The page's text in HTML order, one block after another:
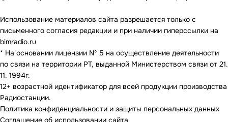
Использование материалов сайта разрешается только с
письменного согласия редакции и при наличии гиперссылки на
bimradio.ru
* На основании лицензии Nº 5 на осуществление деятельности
по связи на территории РТ, выданной Министерством связи от 21.
11. 1994г.
12+ возрастной идентификатор для всей продукции производства
Радиостанции.
Политика конфиденциальности и защиты персональных данных
Соглашение об использовании сайта